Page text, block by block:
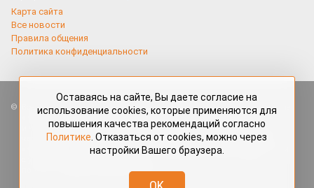
Карта сайта
Все новости
Правила общения
Политика конфиденциальности
Все права защищены. Любые материалы, размещённые на портале
«Красраб.ру» сотрудниками редакции, нештатными авторами
и читателями, являются объектами авторского права. Полное или
частичное использование материалов, размещённых на портале
«Красраб.ру», допускается только с письменного согласия редакции
redaktor@krasrab.krsn.ru.
Оставаясь на сайте, Вы даете согласие на
использование cookies, которые применяются для
повышения качества рекомендаций согласно
Политике . Отказаться от cookies, можно через
настройки Вашего браузера.